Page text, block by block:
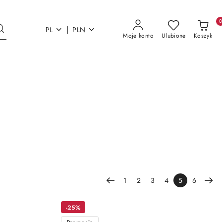
PL | PLN
Moje konto Ulubione Koszyk
0
1 2 3 4 5 6
-25%